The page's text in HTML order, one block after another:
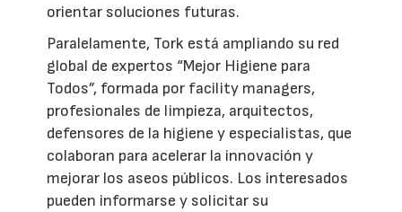
orientar soluciones futuras.
Paralelamente, Tork está ampliando su red
global de expertos “Mejor Higiene para
Todos”, formada por facility managers,
profesionales de limpieza, arquitectos,
defensores de la higiene y especialistas, que
colaboran para acelerar la innovación y
mejorar los aseos públicos. Los interesados
pueden informarse y solicitar su